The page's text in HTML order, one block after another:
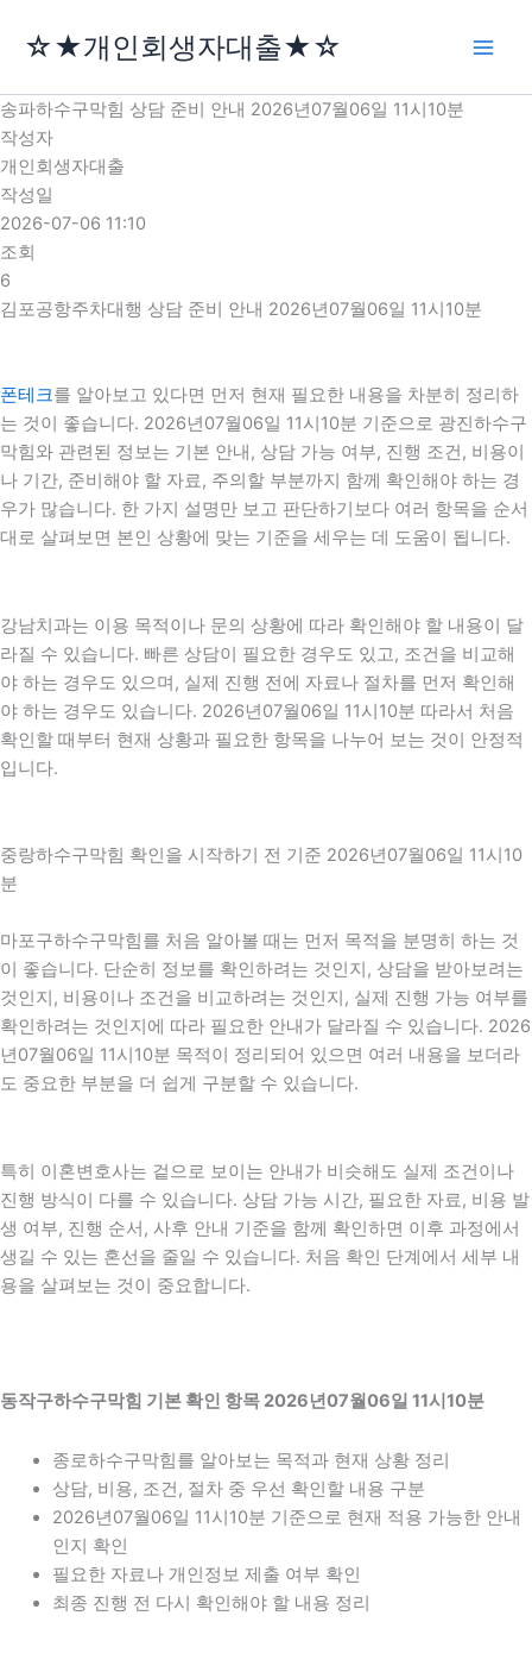
로
건
너
뛰
기
☆★개인회생자대출★☆
송파하수구막힘 상담 준비 안내 2026년07월06일 11시10분
작성자
개인회생자대출
작성일
2026-07-06 11:10
조회
6
김포공항주차대행 상담 준비 안내 2026년07월06일 11시10분
폰테크를 알아보고 있다면 먼저 현재 필요한 내용을 차분히 정리하
는 것이 좋습니다. 2026년07월06일 11시10분 기준으로 광진하수구
막힘와 관련된 정보는 기본 안내, 상담 가능 여부, 진행 조건, 비용이
나 기간, 준비해야 할 자료, 주의할 부분까지 함께 확인해야 하는 경
우가 많습니다. 한 가지 설명만 보고 판단하기보다 여러 항목을 순서
대로 살펴보면 본인 상황에 맞는 기준을 세우는 데 도움이 됩니다.
강남치과는 이용 목적이나 문의 상황에 따라 확인해야 할 내용이 달
라질 수 있습니다. 빠른 상담이 필요한 경우도 있고, 조건을 비교해
야 하는 경우도 있으며, 실제 진행 전에 자료나 절차를 먼저 확인해
야 하는 경우도 있습니다. 2026년07월06일 11시10분 따라서 처음
확인할 때부터 현재 상황과 필요한 항목을 나누어 보는 것이 안정적
입니다.
중랑하수구막힘 확인을 시작하기 전 기준 2026년07월06일 11시10
분
마포구하수구막힘를 처음 알아볼 때는 먼저 목적을 분명히 하는 것
이 좋습니다. 단순히 정보를 확인하려는 것인지, 상담을 받아보려는
것인지, 비용이나 조건을 비교하려는 것인지, 실제 진행 가능 여부를
확인하려는 것인지에 따라 필요한 안내가 달라질 수 있습니다. 2026
년07월06일 11시10분 목적이 정리되어 있으면 여러 내용을 보더라
도 중요한 부분을 더 쉽게 구분할 수 있습니다.
특히 이혼변호사는 겉으로 보이는 안내가 비슷해도 실제 조건이나
진행 방식이 다를 수 있습니다. 상담 가능 시간, 필요한 자료, 비용 발
생 여부, 진행 순서, 사후 안내 기준을 함께 확인하면 이후 과정에서
생길 수 있는 혼선을 줄일 수 있습니다. 처음 확인 단계에서 세부 내
용을 살펴보는 것이 중요합니다.
동작구하수구막힘 기본 확인 항목 2026년07월06일 11시10분
종로하수구막힘를 알아보는 목적과 현재 상황 정리
상담, 비용, 조건, 절차 중 우선 확인할 내용 구분
2026년07월06일 11시10분 기준으로 현재 적용 가능한 안내
인지 확인
필요한 자료나 개인정보 제출 여부 확인
최종 진행 전 다시 확인해야 할 내용 정리